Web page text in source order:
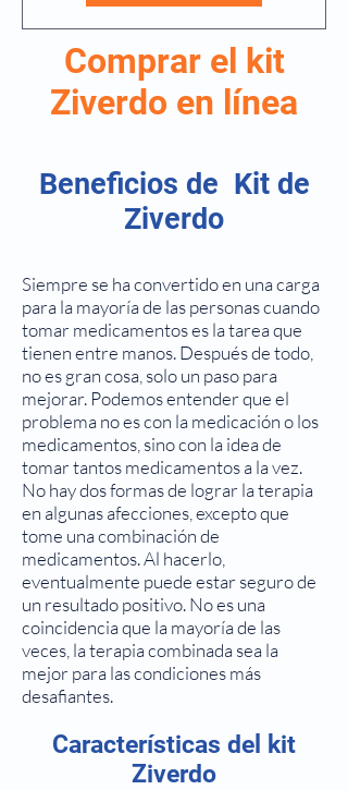
Comprar el kit
Ziverdo en línea
Beneficios de Kit de
Ziverdo
Siempre se ha convertido en una carga
para la mayoría de las personas cuando
tomar medicamentos es la tarea que
tienen entre manos. Después de todo,
no es gran cosa, solo un paso para
mejorar. Podemos entender que el
problema no es con la medicación o los
medicamentos, sino con la idea de
tomar tantos medicamentos a la vez.
No hay dos formas de lograr la terapia
en algunas afecciones, excepto que
tome una combinación de
medicamentos. Al hacerlo,
eventualmente puede estar seguro de
un resultado positivo. No es una
coincidencia que la mayoría de las
veces, la terapia combinada sea la
mejor para las condiciones más
desafiantes.
Características del kit
Ziverdo